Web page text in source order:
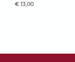
€ 13,00